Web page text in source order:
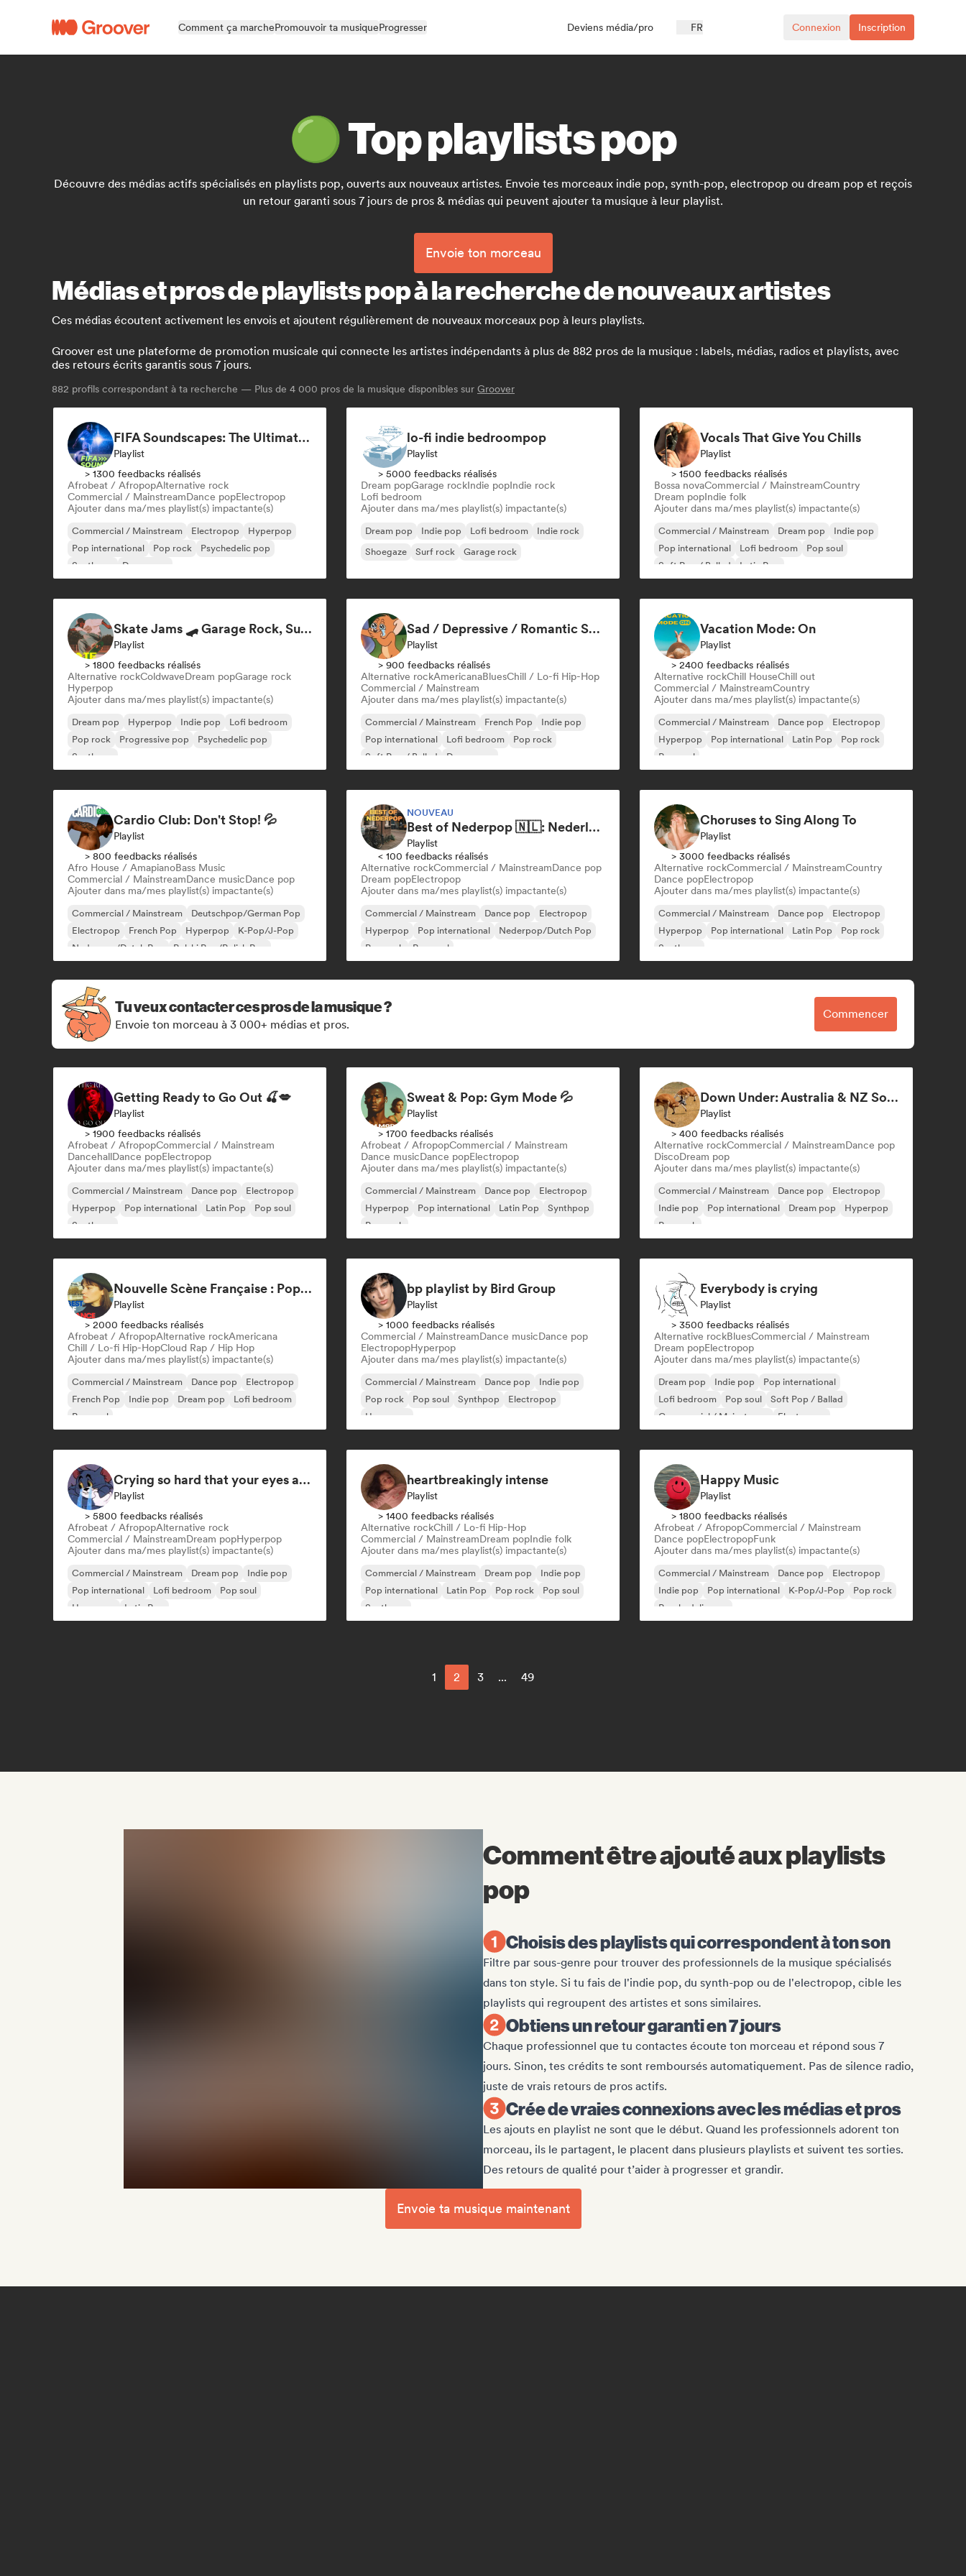
Comment ça marchePromouvoir ta musiqueProgresser Deviens média/pro FR Connexion Inscription
🟢 Top playlists pop
Découvre des médias actifs spécialisés en playlists pop, ouverts aux nouveaux artistes. Envoie tes morceaux indie pop, synth-pop, electropop ou dream pop et reçois
un retour garanti sous 7 jours de pros & médias qui peuvent ajouter ta musique à leur playlist.
Envoie ton morceau
Médias et pros de playlists pop à la recherche de nouveaux artistes
Ces médias écoutent activement les envois et ajoutent régulièrement de nouveaux morceaux pop à leurs playlists.
Groover est une plateforme de promotion musicale qui connecte les artistes indépendants à plus de 882 pros de la musique : labels, médias, radios et playlists, avec
des retours écrits garantis sous 7 jours.
882 profils correspondant à ta recherche — Plus de 4 000 pros de la musique disponibles sur Groover
FIFA Soundscapes: The Ultimate Soundtrack ⚽️ Festival Indie, Electropop & Dance Anthems
Playlist
> 1300 feedbacks réalisés
Afrobeat / AfropopAlternative rock
Commercial / MainstreamDance popElectropop
Ajouter dans ma/mes playlist(s) impactante(s)
Commercial / Mainstream Electropop
Hyperpop
Pop international
Pop rock
Psychedelic pop
Synthpop
Dance pop
lo-fi indie bedroompop
Playlist
> 5000 feedbacks réalisés
Dream popGarage rockIndie popIndie rock
Lofi bedroom
Ajouter dans ma/mes playlist(s) impactante(s)
Dream pop Indie pop Lofi bedroom
Indie rock
Shoegaze
Surf rock Garage rock
Vocals That Give You Chills
Playlist
> 1500 feedbacks réalisés
Bossa novaCommercial / MainstreamCountry
Dream popIndie folk
Ajouter dans ma/mes playlist(s) impactante(s)
Commercial / Mainstream Dream pop
Indie pop
Pop international
Lofi bedroom
Pop soul
Soft Pop / Ballad
Latin Pop
Skate Jams 🛹 Garage Rock, Surf Rock & Neo-Psych
Playlist
> 1800 feedbacks réalisés
Alternative rockColdwaveDream popGarage rock
Hyperpop
Ajouter dans ma/mes playlist(s) impactante(s)
Dream pop Hyperpop Indie pop
Lofi bedroom
Pop rock
Progressive pop
Psychedelic pop
Synthpop
Sad / Depressive / Romantic Songs
Playlist
> 900 feedbacks réalisés
Alternative rockAmericanaBluesChill / Lo-fi Hip-Hop
Commercial / Mainstream
Ajouter dans ma/mes playlist(s) impactante(s)
Commercial / Mainstream French Pop
Indie pop
Pop international
Lofi bedroom
Pop rock
Soft Pop / Ballad
Dream pop
Vacation Mode: On
Playlist
> 2400 feedbacks réalisés
Alternative rockChill HouseChill out
Commercial / MainstreamCountry
Ajouter dans ma/mes playlist(s) impactante(s)
Commercial / Mainstream Dance pop
Electropop
Hyperpop
Pop international Latin Pop
Pop rock
Pop soul
Cardio Club: Don't Stop! 💦
Playlist
> 800 feedbacks réalisés
Afro House / AmapianoBass Music
Commercial / MainstreamDance musicDance pop
Ajouter dans ma/mes playlist(s) impactante(s)
Commercial / Mainstream
Deutschpop/German Pop
Electropop
French Pop Hyperpop
K-Pop/J-Pop
Nederpop/Dutch Pop
Polski Pop/Polish Pop
NOUVEAU
Best of Nederpop 🇳🇱: Nederlandstalige Pop & Hollandse Hits
Playlist
< 100 feedbacks réalisés
Alternative rockCommercial / MainstreamDance pop
Dream popElectropop
Ajouter dans ma/mes playlist(s) impactante(s)
Commercial / Mainstream Dance pop
Electropop
Hyperpop
Pop international
Nederpop/Dutch Pop
Pop rock
Pop soul
Choruses to Sing Along To
Playlist
> 3000 feedbacks réalisés
Alternative rockCommercial / MainstreamCountry
Dance popElectropop
Ajouter dans ma/mes playlist(s) impactante(s)
Commercial / Mainstream Dance pop
Electropop
Hyperpop
Pop international Latin Pop
Pop rock
Synthpop
Tu veux contacter ces pros de la musique ?
Envoie ton morceau à 3 000+ médias et pros.
Commencer
Getting Ready to Go Out 🍒💋
Playlist
> 1900 feedbacks réalisés
Afrobeat / AfropopCommercial / Mainstream
DancehallDance popElectropop
Ajouter dans ma/mes playlist(s) impactante(s)
Commercial / Mainstream Dance pop
Electropop
Hyperpop
Pop international Latin Pop
Pop soul
Synthpop
Sweat & Pop: Gym Mode 💦
Playlist
> 1700 feedbacks réalisés
Afrobeat / AfropopCommercial / Mainstream
Dance musicDance popElectropop
Ajouter dans ma/mes playlist(s) impactante(s)
Commercial / Mainstream Dance pop
Electropop
Hyperpop
Pop international Latin Pop
Synthpop
Pop rock
Down Under: Australia & NZ Soundscape
Playlist
> 400 feedbacks réalisés
Alternative rockCommercial / MainstreamDance pop
DiscoDream pop
Ajouter dans ma/mes playlist(s) impactante(s)
Commercial / Mainstream Dance pop
Electropop
Indie pop
Pop international Dream pop
Hyperpop
Pop rock
Nouvelle Scène Française : Pop, Indie & Chanson Émergente
Playlist
> 2000 feedbacks réalisés
Afrobeat / AfropopAlternative rockAmericana
Chill / Lo-fi Hip-HopCloud Rap / Hip Hop
Ajouter dans ma/mes playlist(s) impactante(s)
Commercial / Mainstream Dance pop
Electropop
French Pop
Indie pop Dream pop
Lofi bedroom
Pop soul
bp playlist by Bird Group
Playlist
> 1000 feedbacks réalisés
Commercial / MainstreamDance musicDance pop
ElectropopHyperpop
Ajouter dans ma/mes playlist(s) impactante(s)
Commercial / Mainstream Dance pop
Indie pop
Pop rock
Pop soul Synthpop
Electropop
Hyperpop
Everybody is crying
Playlist
> 3500 feedbacks réalisés
Alternative rockBluesCommercial / Mainstream
Dream popElectropop
Ajouter dans ma/mes playlist(s) impactante(s)
Dream pop Indie pop
Pop international
Lofi bedroom
Pop soul
Soft Pop / Ballad
Commercial / Mainstream
Electropop
Crying so hard that your eyes are puffy
Playlist
> 5800 feedbacks réalisés
Afrobeat / AfropopAlternative rock
Commercial / MainstreamDream popHyperpop
Ajouter dans ma/mes playlist(s) impactante(s)
Commercial / Mainstream Dream pop
Indie pop
Pop international
Lofi bedroom
Pop soul
Hyperpop
Latin Pop
heartbreakingly intense
Playlist
> 1400 feedbacks réalisés
Alternative rockChill / Lo-fi Hip-Hop
Commercial / MainstreamDream popIndie folk
Ajouter dans ma/mes playlist(s) impactante(s)
Commercial / Mainstream Dream pop
Indie pop
Pop international
Latin Pop Pop rock
Pop soul
Synthpop
Happy Music
Playlist
> 1800 feedbacks réalisés
Afrobeat / AfropopCommercial / Mainstream
Dance popElectropopFunk
Ajouter dans ma/mes playlist(s) impactante(s)
Commercial / Mainstream Dance pop
Electropop
Indie pop
Pop international K-Pop/J-Pop
Pop rock
Psychedelic pop
1 2 3 ... 49
Comment être ajouté aux playlists
pop
Choisis des playlists qui correspondent à ton son
Filtre par sous-genre pour trouver des professionnels de la musique spécialisés
dans ton style. Si tu fais de l'indie pop, du synth-pop ou de l'electropop, cible les
playlists qui regroupent des artistes et sons similaires.
Obtiens un retour garanti en 7 jours
Chaque professionnel que tu contactes écoute ton morceau et répond sous 7
jours. Sinon, tes crédits te sont remboursés automatiquement. Pas de silence radio,
juste de vrais retours de pros actifs.
Crée de vraies connexions avec les médias et pros
Les ajouts en playlist ne sont que le début. Quand les professionnels adorent ton
morceau, ils le partagent, le placent dans plusieurs playlists et suivent tes sorties.
Des retours de qualité pour t’aider à progresser et grandir.
Envoie ta musique maintenant